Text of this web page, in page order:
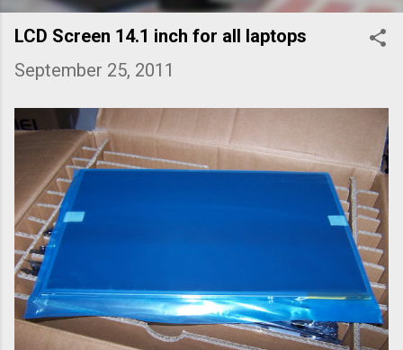
LCD Screen 14.1 inch for all laptops
September 25, 2011